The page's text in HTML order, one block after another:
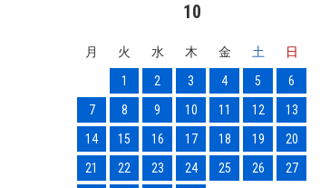
10
月 火 水 木 金 土
日
1
2 3 4 5
6
7
8 9 10 11 12
13
14
15 16 17 18 19
20
21
22 23 24 25 26 27